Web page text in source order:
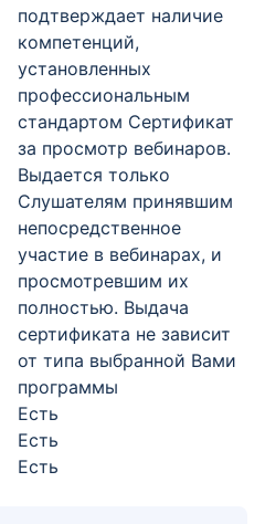
подтверждает наличие
компетенций,
установленных
профессиональным
стандартом Сертификат
за просмотр вебинаров.
Выдается только
Слушателям принявшим
непосредственное
участие в вебинарах, и
просмотревшим их
полностью. Выдача
сертификата не зависит
от типа выбранной Вами
программы
Есть
Есть
Есть